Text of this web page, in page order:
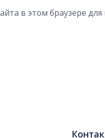
в этом браузере